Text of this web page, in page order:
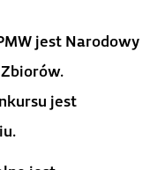
jest Narodowy
jest